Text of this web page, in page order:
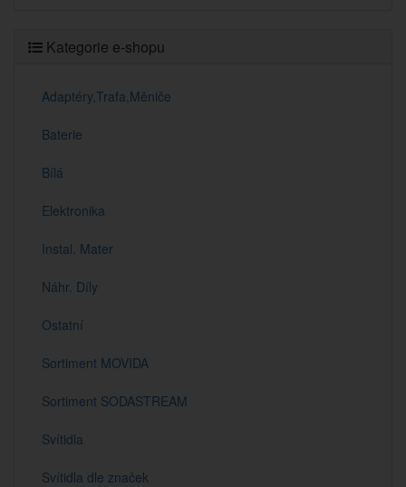
Kategorie e-shopu
Adaptéry,Trafa,Měniče
Baterie
Bílá
Elektronika
Instal. Mater
Náhr. Díly
Ostatní
Sortiment MOVIDA
Sortiment SODASTREAM
Svítidla
Svítidla dle značek